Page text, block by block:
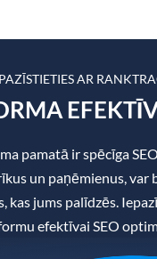
AR
pamatā ir spēcīga
un paņēmienus, var
kas jums palīdzēs.
efektīvai SEO